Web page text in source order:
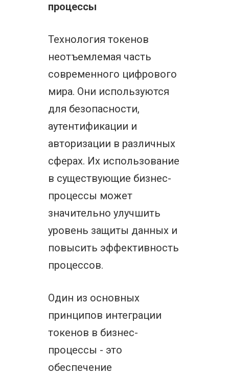
процессы
Технология токенов
неотъемлемая часть
современного цифрового
мира. Они используются
для безопасности,
аутентификации и
авторизации в различных
сферах. Их использование
в существующие бизнес-
процессы может
значительно улучшить
уровень защиты данных и
повысить эффективность
процессов.
Один из основных
принципов интеграции
токенов в бизнес-
процессы - это
обеспечение